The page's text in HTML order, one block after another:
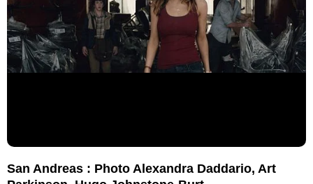
San Andreas : Photo Alexandra Daddario, Art